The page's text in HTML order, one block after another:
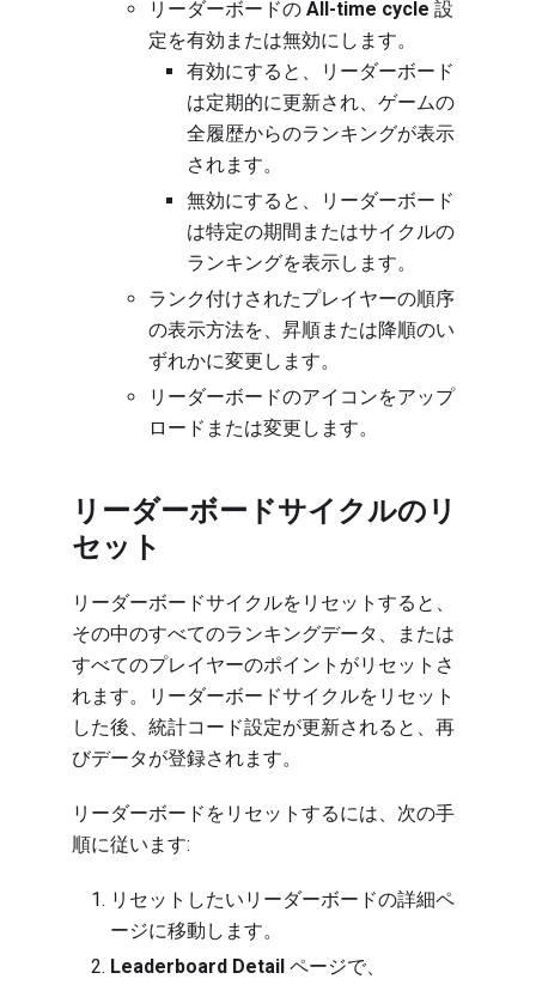
リーダーボードの All-time cycle 設
定を有効または無効にします。
有効にすると、リーダーボード
は定期的に更新され、ゲームの
全履歴からのランキングが表示
されます。
無効にすると、リーダーボード
は特定の期間またはサイクルの
ランキングを表示します。
ランク付けされたプレイヤーの順序
の表示方法を、昇順または降順のい
ずれかに変更します。
リーダーボードのアイコンをアップ
ロードまたは変更します。
リーダーボードサイクルのリ
セット
リーダーボードサイクルをリセットすると、
その中のすべてのランキングデータ、または
すべてのプレイヤーのポイントがリセットさ
れます。リーダーボードサイクルをリセット
した後、統計コード設定が更新されると、再
びデータが登録されます。
リーダーボードをリセットするには、次の手
順に従います:
リセットしたいリーダーボードの詳細ペ
ージに移動します。
Leaderboard Detail ページで、